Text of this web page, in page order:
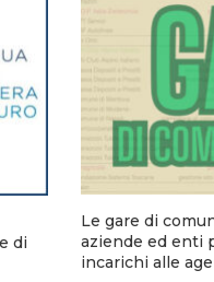
di
Le gare di
aziende ed enti
incarichi alle